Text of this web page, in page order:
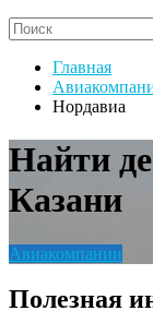
Главная
Нордавиа
Найти
Казани
Авиакомпании
Полезная